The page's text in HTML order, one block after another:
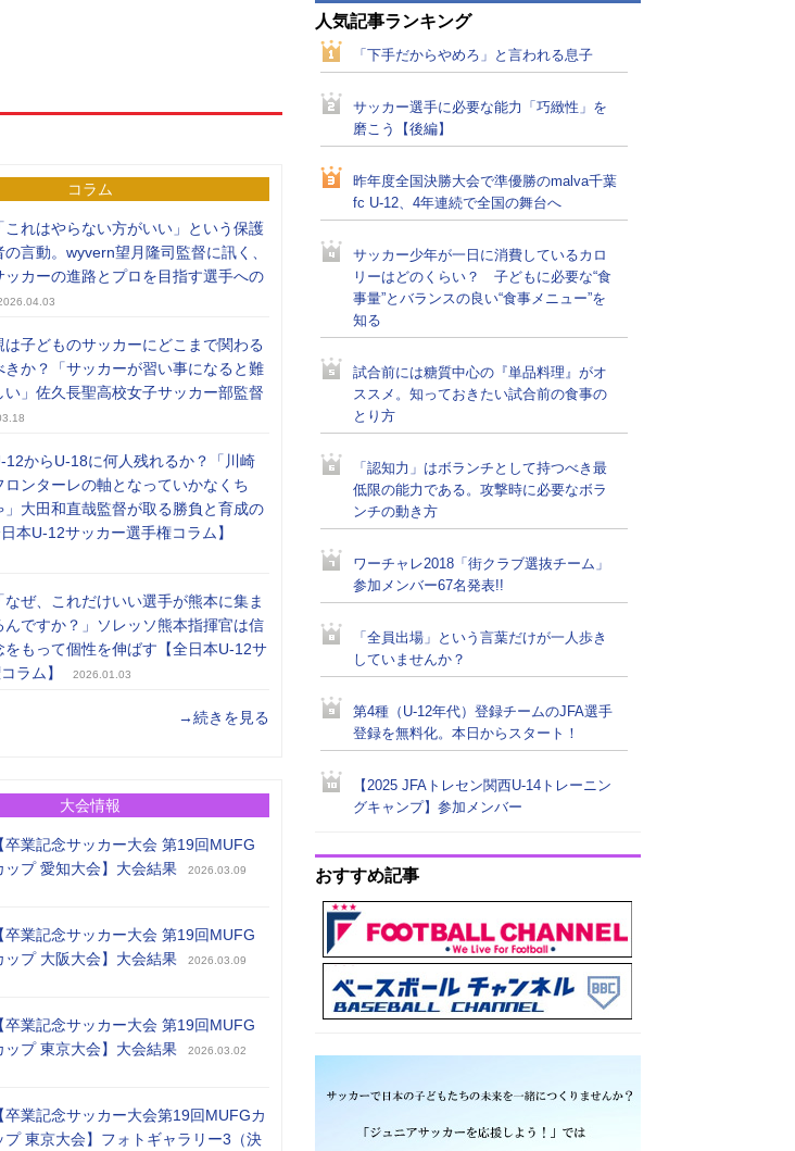
コラム
「これはやらない方がいい」という保護
の言動。wyvern望月隆司監督に訊く、
ッカーの進路とプロを目指す選手への
は子どものサッカーにどこまで関わる
きか？「サッカーが習い事になると難
い」佐久長聖高校女子サッカー部監督
12からU-18に何人残れるか？「川崎
ロンターレの軸となっていかなくち
」大田和直哉監督が取る勝負と育成の
本U-12サッカー選手権コラム】
「なぜ、これだけいい選手が熊本に集ま
んですか？」ソレッソ熊本指揮官は信
をもって個性を伸ばす【全日本U-12サ
ラム】
2026.01.03
→続きを見る
大会情報
【卒業記念サッカー大会 第19回MUFG
ップ 愛知大会】大会結果
2026.03.09
【卒業記念サッカー大会 第19回MUFG
ップ 大阪大会】大会結果
2026.03.09
【卒業記念サッカー大会 第19回MUFG
ップ 東京大会】大会結果
2026.03.02
【卒業記念サッカー大会第19回MUFGカ
プ 東京大会】フォトギャラリー3（決
人気記事ランキング
「下手だからやめろ」と言われる息子
サッカー選手に必要な能力「巧緻性」を
磨こう【後編】
昨年度全国決勝大会で準優勝のmalva千葉
fc U-12、4年連続で全国の舞台へ
サッカー少年が一日に消費しているカロ
リーはどのくらい？ 子どもに必要な“食
事量”とバランスの良い“食事メニュー”を
知る
試合前には糖質中心の『単品料理』がオ
ススメ。知っておきたい試合前の食事の
とり方
「認知力」はボランチとして持つべき最
低限の能力である。攻撃時に必要なボラ
ンチの動き方
ワーチャレ2018「街クラブ選抜チーム」
参加メンバー67名発表!!
「全員出場」という言葉だけが一人歩き
していませんか？
第4種（U-12年代）登録チームのJFA選手
登録を無料化。本日からスタート！
【2025 JFAトレセン関西U-14トレーニン
グキャンプ】参加メンバー
おすすめ記事